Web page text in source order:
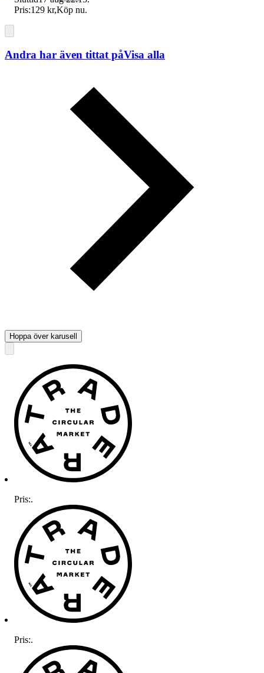
Pris:129 kr,Köp nu.
Andra har även tittat påVisa alla
Hoppa över karusell
Pris:.
Pris:.